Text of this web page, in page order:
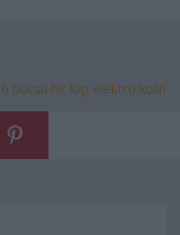
búcsú hír klip elektro kolin